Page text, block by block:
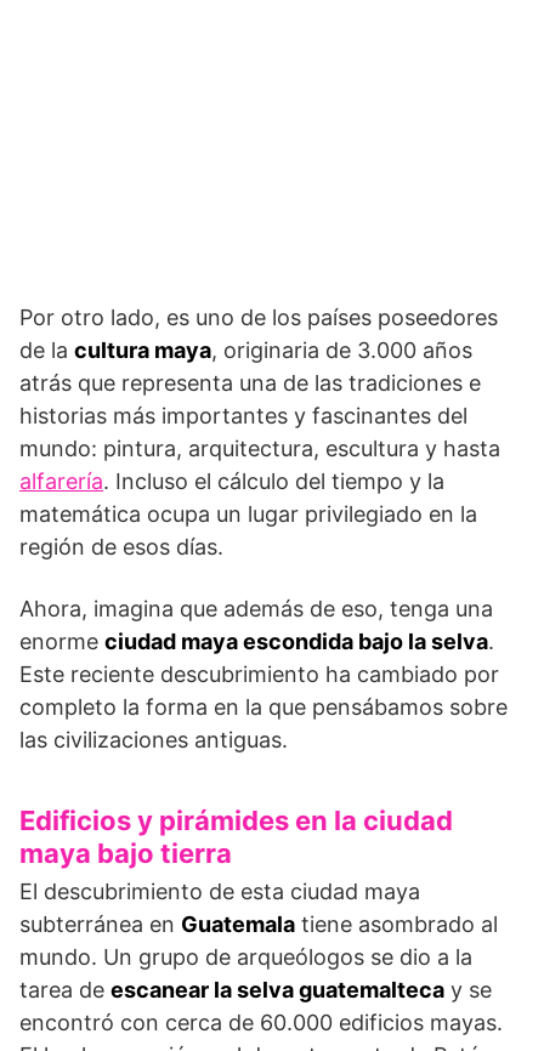
Por otro lado, es uno de los países poseedores
de la cultura maya, originaria de 3.000 años
atrás que representa una de las tradiciones e
historias más importantes y fascinantes del
mundo: pintura, arquitectura, escultura y hasta
alfarería. Incluso el cálculo del tiempo y la
matemática ocupa un lugar privilegiado en la
región de esos días.
Ahora, imagina que además de eso, tenga una
enorme ciudad maya escondida bajo la selva.
Este reciente descubrimiento ha cambiado por
completo la forma en la que pensábamos sobre
las civilizaciones antiguas.
Edificios y pirámides en la ciudad
maya bajo tierra
El descubrimiento de esta ciudad maya
subterránea en Guatemala tiene asombrado al
mundo. Un grupo de arqueólogos se dio a la
tarea de escanear la selva guatemalteca y se
encontró con cerca de 60.000 edificios mayas.